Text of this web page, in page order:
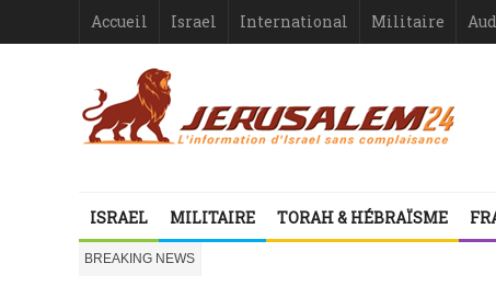
Accueil Israel International Militaire
ISRAEL MILITAIRE TORAH & HÉBRAÏSME
BREAKING NEWS
la ressemblance stupéfiante entre l’affaire Dreyfus et le procès de
Vidéo d’Itamar Ben Gvir : inélégante fanfaronnade ou symptôme